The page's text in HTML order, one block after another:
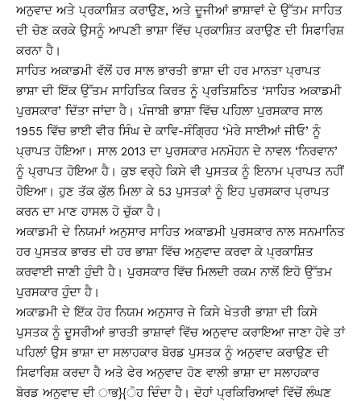
ਅਨੁਵਾਦ ਅਤੇ ਪ੍ਰਕਾਸ਼ਿਤ ਕਰਾਉਣ, ਅਤੇ ਦੂਜੀਆਂ ਭਾਸ਼ਾਵਾਂ ਦੇ ਉੱਤਮ ਸਾਹਿਤ
ਦੀ ਚੋਣ ਕਰਕੇ ਉਸਨੂੰ ਆਪਣੀ ਭਾਸ਼ਾ ਵਿੱਚ ਪ੍ਰਕਾਸ਼ਿਤ ਕਰਾਉਣ ਦੀ ਸਿਫਾਰਿਸ਼
ਕਰਨਾ ਹੈ।
ਸਾਹਿਤ ਅਕਾਡਮੀ ਵੱਲੋਂ ਹਰ ਸਾਲ ਭਾਰਤੀ ਭਾਸ਼ਾ ਦੀ ਹਰ ਮਾਨਤਾ ਪ੍ਰਾਪਤ
ਭਾਸ਼ਾ ਦੀ ਇੱਕ ਉੱਤਮ ਸਾਹਿਤਿਕ ਕਿਰਤ ਨੂੰ ਪ੍ਰਤਿਸ਼ਠਿਤ ‘ਸਾਹਿਤ ਅਕਾਡਮੀ
ਪੁਰਸਕਾਰ’ ਦਿੱਤਾ ਜਾਂਦਾ ਹੈ। ਪੰਜਾਬੀ ਭਾਸ਼ਾ ਵਿੱਚ ਪਹਿਲਾ ਪੁਰਸਕਾਰ ਸਾਲ
1955 ਵਿੱਚ ਭਾਈ ਵੀਰ ਸਿੰਘ ਦੇ ਕਾਵਿ-ਸੰਗ੍ਰਿਹ ‘ਮੇਰੇ ਸਾਈਆਂ ਜੀਓ’ ਨੂੰ
ਪ੍ਰਾਪਤ ਹੋਇਆ। ਸਾਲ 2013 ਦਾ ਪੁਰਸਕਾਰ ਮਨਮੋਹਨ ਦੇ ਨਾਵਲ ‘ਨਿਰਵਾਨ’
ਨੂੰ ਪ੍ਰਾਪਤ ਹੋਇਆ ਹੈ। ਕੁਝ ਵਰ੍ਹੇ ਕਿਸੇ ਵੀ ਪੁਸਤਕ ਨੂੰ ਇਨਾਮ ਪ੍ਰਾਪਤ ਨਹੀਂ
ਹੋਇਆ। ਹੁਣ ਤੱਕ ਕੁੱਲ ਮਿਲਾ ਕੇ 53 ਪੁਸਤਕਾਂ ਨੂੰ ਇਹ ਪੁਰਸਕਾਰ ਪ੍ਰਾਪਤ
ਕਰਨ ਦਾ ਮਾਣ ਹਾਸਲ ਹੋ ਚੁੱਕਾ ਹੈ।
ਅਕਾਡਮੀ ਦੇ ਨਿਯਮਾਂ ਅਨੁਸਾਰ ਸਾਹਿਤ ਅਕਾਡਮੀ ਪੁਰਸਕਾਰ ਨਾਲ ਸਨਮਾਨਿਤ
ਹਰ ਪੁਸਤਕ ਭਾਰਤ ਦੀ ਹਰ ਭਾਸ਼ਾ ਵਿੱਚ ਅਨੁਵਾਦ ਕਰਵਾ ਕੇ ਪ੍ਰਕਾਸ਼ਿਤ
ਕਰਵਾਈ ਜਾਣੀ ਹੁੰਦੀ ਹੈ। ਪੁਰਸਕਾਰ ਵਿੱਚ ਮਿਲਦੀ ਰਕਮ ਨਾਲੋਂ ਇਹੋ ਉੱਤਮ
ਪੁਰਸਕਾਰ ਹੁੰਦਾ ਹੈ।
ਅਕਾਡਮੀ ਦੇ ਇੱਕ ਹੋਰ ਨਿਯਮ ਅਨੁਸਾਰ ਜੇ ਕਿਸੇ ਖੇਤਰੀ ਭਾਸ਼ਾ ਦੀ ਕਿਸੇ
ਪੁਸਤਕ ਨੂੰ ਦੂਸਰੀਆਂ ਭਾਰਤੀ ਭਾਸ਼ਾਵਾਂ ਵਿੱਚ ਅਨੁਵਾਦ ਕਰਾਇਆ ਜਾਣਾ ਹੋਵੇ ਤਾਂ
ਪਹਿਲਾਂ ਉਸ ਭਾਸ਼ਾ ਦਾ ਸਲਾਹਕਾਰ ਬੋਰਡ ਪੁਸਤਕ ਨੂੰ ਅਨੁਵਾਦ ਕਰਾਉਣ ਦੀ
ਸਿਫਾਰਿਸ਼ ਕਰਦਾ ਹੈ ਅਤੇ ਫੇਰ ਅਨੁਵਾਦ ਹੋਣ ਵਾਲੀ ਭਾਸ਼ਾ ਦਾ ਸਲਾਹਕਾਰ
ਬੋਰਡ ਅਨੁਵਾਦ ਦੀ ਾਭ}{ੋਹ ਦਿੰਦਾ ਹੈ। ਦੋਹਾਂ ਪ੍ਰਕਿਰਿਆਵਾਂ ਵਿੱਚੋਂ ਲੰਘਣ